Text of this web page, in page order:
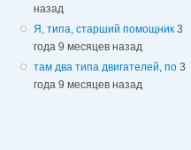
назад
Я, типа, старший помощник 3
года 9 месяцев назад
там два типа двигателей, по 3
года 9 месяцев назад